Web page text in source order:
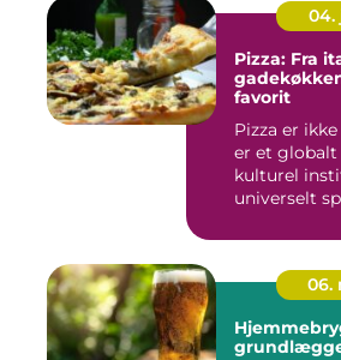
04.
Pizza: Fra
favorit
Pizza er
er et
kulturel
universelt
06.